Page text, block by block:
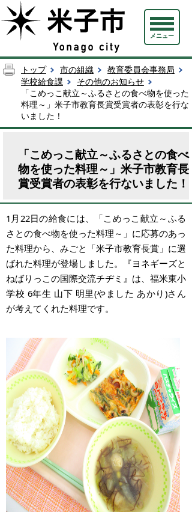
メニュー
トップ 市の組織
教育委員会事務局
学校給食課
その他のお知らせ
「こめっこ献立～ふるさとの食べ物を使った
料理～」米子市教育長賞受賞者の表彰を行な
いました！
「こめっこ献立～ふるさとの食べ
物を使った料理～」米子市教育長
賞受賞者の表彰を行ないました！
1月22日の給食には、「こめっこ献立～ふる
さとの食べ物を使った料理～」に応募のあっ
た料理から、みごと「米子市教育長賞」に選
ばれた料理が登場しました。『ヨネギーズと
ねばりっこの国際交流チヂミ』は、福米東小
学校 6年生 山下 明里(やました あかり)さん
が考えてくれた料理です。